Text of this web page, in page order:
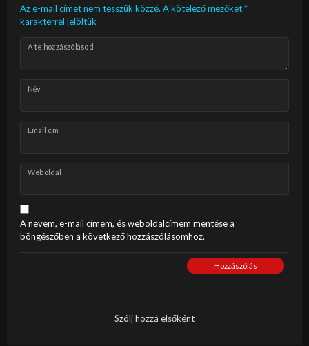
Az e-mail címet nem tesszük közzé. A kötelező mezőket*
karakterrel jelöltük
A te hozzászólásod
Név
Email cím
Weboldal
A nevem, e-mail címem, és weboldalcímem mentése a
böngészőben a következő hozzászólásomhoz.
Hozzászólás
Szólj hozzá elsőként